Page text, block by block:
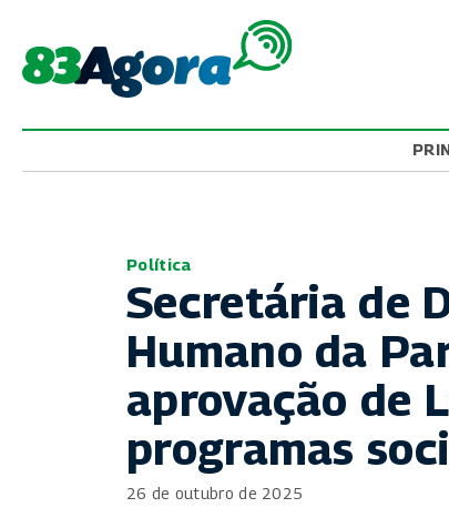
Política
Secretária de
Humano da
aprovação de
programas
26 de outubro de 2025